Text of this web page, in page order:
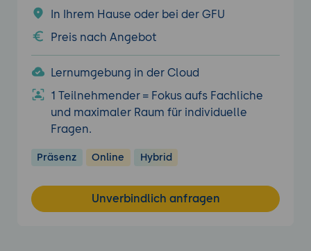
In Ihrem Hause oder bei der GFU
Preis nach Angebot
Lernumgebung in der Cloud
1 Teilnehmender = Fokus aufs Fachliche
und maximaler Raum für individuelle
Fragen.
Präsenz Online Hybrid
Unverbindlich anfragen